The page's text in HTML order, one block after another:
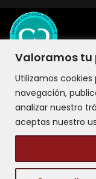
Valoramos
Utilizamos
navegación,
analizar nuestro
aceptas nuestro
©2026 LIT